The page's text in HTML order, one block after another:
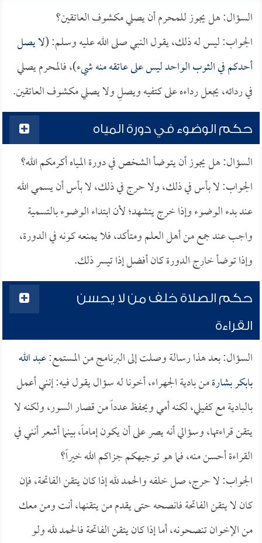
السؤال: هل يجوز للمحرم أن يصلي مكشوف العاتقين؟
الجواب: ليس له ذلك، يقول النبي صلى الله عليه وسلم: (لا يصل
أحدكم في الثوب الواحد ليس على عاتقه منه شيء)، فالمحرم يصلي
في ردائه، يجعل رداءه على كتفيه ويصلِ ولا يصلي مكشوف العاتقين.
حكم الوضوء في دورة المياه
السؤال: هل يجوز أن يتوضأ الشخص في دورة المياه أكرمكم الله؟
الجواب: لا بأس في ذلك، ولا حرج في ذلك، لا بأس أن يسمي الله
عند بدء الوضوء وإذا خرج يتشهد؛ لأن ابتداء الوضوء بالتسمية
واجب عند جمع من أهل العلم ومتأكد، فلا يمنعه كونه في الدورة،
وإذا توضأ خارج الدورة كان أفضل إذا تيسر ذلك.
حكم الصلاة خلف من لا يحسن
القراءة
السؤال: بعد هذا رسالة وصلت إلى البرنامج من المستمع:عبد الله
بابكر بشارةمن بادية الجهراء، أخونا له سؤال يقول فيه: إنني أعمل
بالبادية مع كفيلي، لكنه أمي ويحفظ عدداً من قصار السور، ولكنه لا
يتقن قراءتها، وسؤالي أنه يصر على أن يكون إماماً، بينما أشعر أنني في
القراءة أحسن منه، فما هو توجيهكم جزاكم الله خيراً؟
الجواب: لا حرج، صل خلفه والحمد لله إذا كان يتقن الفاتحة، فإن
كان لا يتقن الفاتحة فانصحه حتى يقدم من يتقنها، أنت ومن معك
من الإخوان تنصحونه، أما إذا كان يتقن الفاتحة فالحمد لله ولو